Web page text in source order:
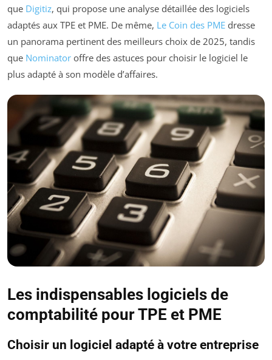
que Digitiz, qui propose une analyse détaillée des logiciels
adaptés aux TPE et PME. De même, Le Coin des PME dresse
un panorama pertinent des meilleurs choix de 2025, tandis
que Nominator offre des astuces pour choisir le logiciel le
plus adapté à son modèle d’affaires.
Les indispensables logiciels de
comptabilité pour TPE et PME
Choisir un logiciel adapté à votre entreprise